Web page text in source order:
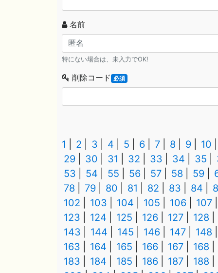
名前
特にない場合は、未入力でOK!
削除コード 必須
1 2 3 4 5 6 7 8 9
10
29
30 31 32 33 34 35
53
54 55 56 57 58 59
78
79 80 81 82 83 84
102
103 104 105 106
107
123
124 125 126 127
128
143
144 145 146 147
148
163
164 165 166 167
168
183
184 185 186 187
188